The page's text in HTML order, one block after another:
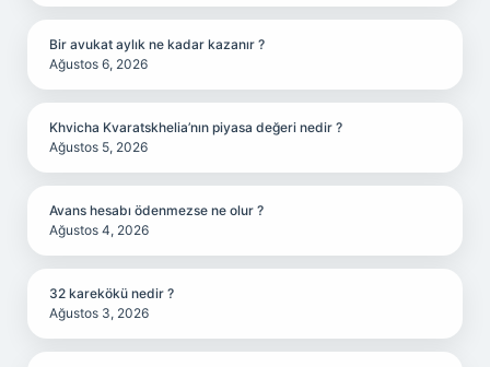
Bir avukat aylık ne kadar kazanır ?
Ağustos 6, 2026
Khvicha Kvaratskhelia’nın piyasa değeri nedir ?
Ağustos 5, 2026
Avans hesabı ödenmezse ne olur ?
Ağustos 4, 2026
32 karekökü nedir ?
Ağustos 3, 2026